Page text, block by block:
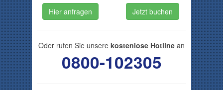
Hier anfragen
Jetzt buchen
Oder rufen Sie unsere kostenlose Hotline an
0800-102305